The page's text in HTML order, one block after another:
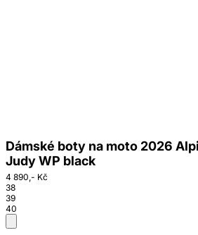
Dámské boty na moto 2026
Judy WP black
4 890,- Kč
38
39
40